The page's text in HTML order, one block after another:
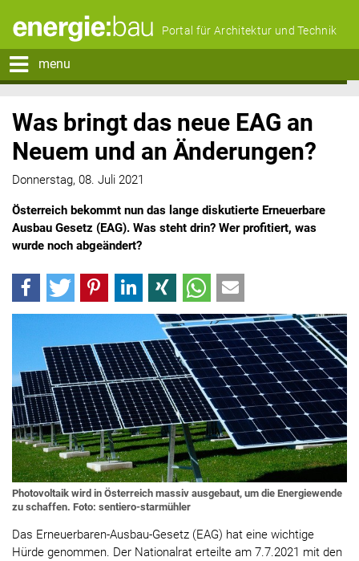
Portal für Architektur und Technik
menu
Was bringt das neue EAG an
Neuem und an Änderungen?
Donnerstag, 08. Juli 2021
Österreich bekommt nun das lange diskutierte Erneuerbare
Ausbau Gesetz (EAG). Was steht drin? Wer profitiert, was
wurde noch abgeändert?
Photovoltaik wird in Österreich massiv ausgebaut, um die Energiewende
zu schaffen. Foto: sentiero-starmühler
Das Erneuerbaren-Ausbau-Gesetz (EAG) hat eine wichtige
Hürde genommen. Der Nationalrat erteilte am 7.7.2021 mit den